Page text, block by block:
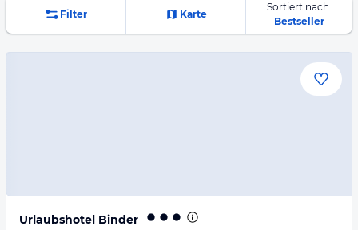
Filter Karte
Sortiert nach:
Bestseller
Urlaubshotel Binder